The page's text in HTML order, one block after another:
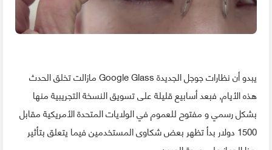
يبدو أن نظارات جوجل الجديدة Google Glass مازالت تخلق الحدث
هذه الأيام, فبعد أسابيع قليلة على تسويق النسخة التجريبية منها
بشكل رسمي و مفتوح للعموم في الولايات المتحدة الأمريكية مقابل
1500 دولار بدأ تظهر بعض شكاوى المستخدمين فيما يتعلق بتأثير